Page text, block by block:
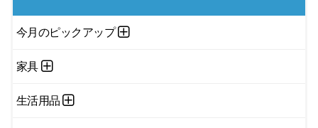
今月のピックアップ
家具
生活用品